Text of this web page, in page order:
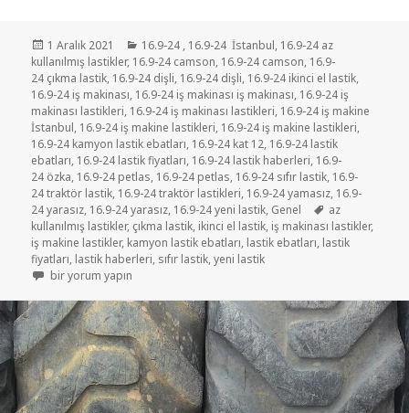
Yayın
tarihi
1 Aralık 2021 Kategoriler
16.9-24 , 16.9-24 İstanbul, 16.9-24 az
kullanılmış lastikler, 16.9-24 camson, 16.9-24 camson, 16.9-
24 çıkma lastik, 16.9-24 dişli, 16.9-24 dişli, 16.9-24 ikinci el lastik,
16.9-24 iş makinası, 16.9-24 iş makinası iş makinası, 16.9-24 iş
makinası lastikleri, 16.9-24 iş makinası lastikleri, 16.9-24 iş makine
İstanbul, 16.9-24 iş makine lastikleri, 16.9-24 iş makine lastikleri,
16.9-24 kamyon lastik ebatları, 16.9-24 kat 12, 16.9-24 lastik
ebatları, 16.9-24 lastik fiyatları, 16.9-24 lastik haberleri, 16.9-
24 özka, 16.9-24 petlas, 16.9-24 petlas, 16.9-24 sıfır lastik, 16.9-
24 traktör lastik, 16.9-24 traktör lastikleri, 16.9-24 yamasız, 16.9-
24 yarasız, 16.9-24 yarasız, 16.9-24 yeni lastik, Genel Etiketler
az
kullanılmış lastikler, çıkma lastik, ikinci el lastik, iş makinası lastikler,
iş makine lastikler, kamyon lastik ebatları, lastik ebatları, lastik
fiyatları, lastik haberleri, sıfır lastik,yeni lastik
16.9-24 İKİNCİ EL AZ KULLANILMIŞ İŞ MAKİNE LASTİKLER için
bir yorum yapın